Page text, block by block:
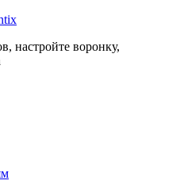
настройте воронку,